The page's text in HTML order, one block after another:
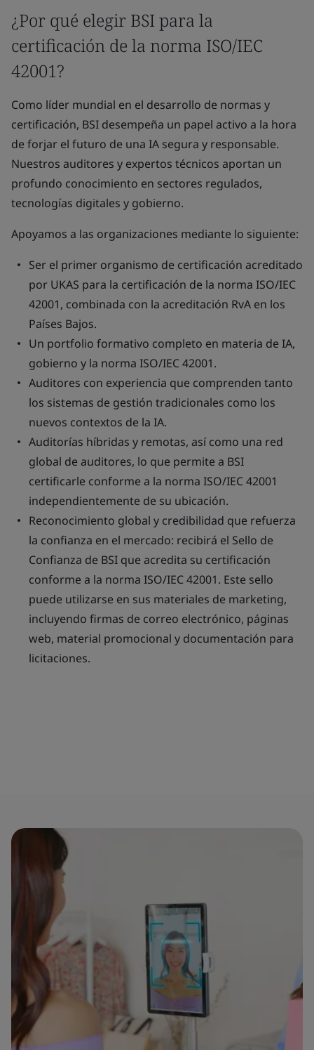
¿Por qué elegir BSI para la
certificación de la norma ISO/IEC
42001?
Como líder mundial en el desarrollo de normas y
certificación, BSI desempeña un papel activo a la hora
de forjar el futuro de una IA segura y responsable.
Nuestros auditores y expertos técnicos aportan un
profundo conocimiento en sectores regulados,
tecnologías digitales y gobierno.
Apoyamos a las organizaciones mediante lo siguiente:
Ser el primer organismo de certificación acreditado
por UKAS para la certificación de la norma ISO/IEC
42001, combinada con la acreditación RvA en los
Países Bajos.
Un portfolio formativo completo en materia de IA,
gobierno y la norma ISO/IEC 42001.
Auditores con experiencia que comprenden tanto
los sistemas de gestión tradicionales como los
nuevos contextos de la IA.
Auditorías híbridas y remotas, así como una red
global de auditores, lo que permite a BSI
certificarle conforme a la norma ISO/IEC 42001
independientemente de su ubicación.
Reconocimiento global y credibilidad que refuerza
la confianza en el mercado: recibirá el Sello de
Confianza de BSI que acredita su certificación
conforme a la norma ISO/IEC 42001. Este sello
puede utilizarse en sus materiales de marketing,
incluyendo firmas de correo electrónico, páginas
web, material promocional y documentación para
licitaciones.